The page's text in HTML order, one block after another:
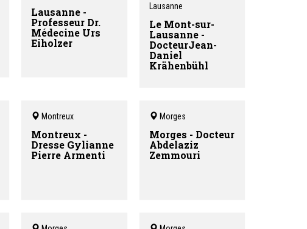
Lausanne -
Professeur Dr.
Médecine Urs
Eiholzer
Lausanne
Le Mont-sur-
Lausanne -
DocteurJean-
Daniel
Krähenbühl
Montreux
Montreux -
Dresse Gylianne
Pierre Armenti
Morges
Morges - Docteur
Abdelaziz
Zemmouri